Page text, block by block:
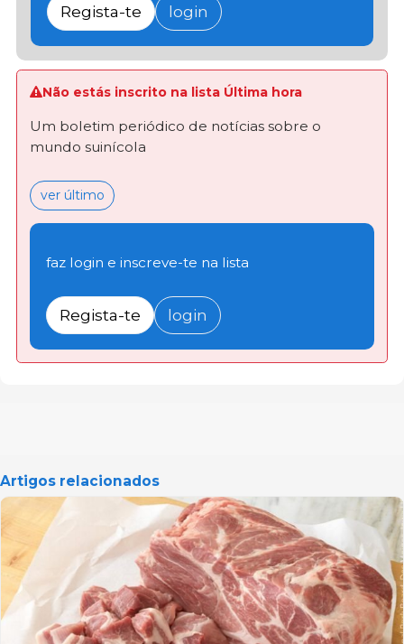
Regista-te login
Não estás inscrito na lista Última hora
Um boletim periódico de notícias sobre o
mundo suinícola
ver último
faz login e inscreve-te na lista
Regista-te login
Artigos relacionados